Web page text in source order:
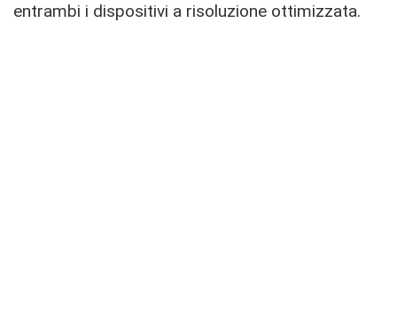
entrambi i dispositivi a risoluzione ottimizzata.